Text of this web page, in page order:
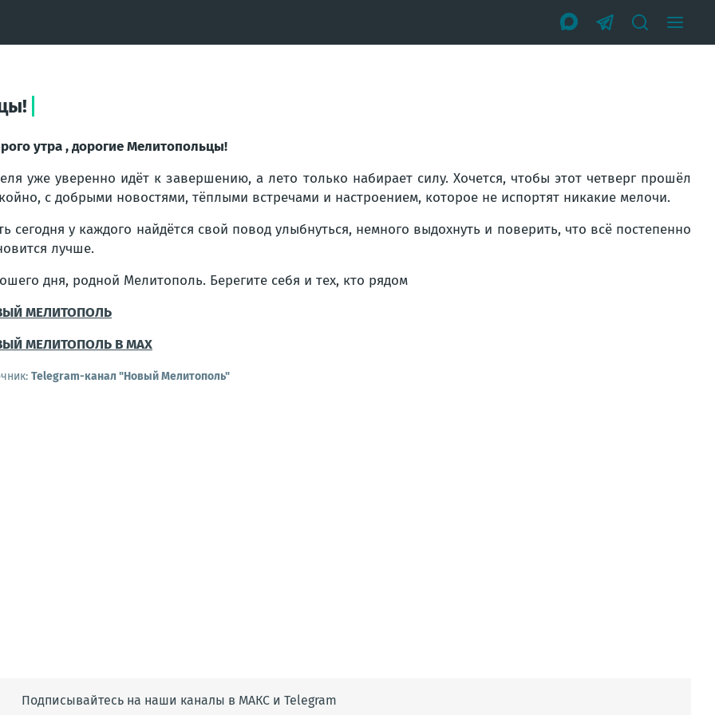
утра , дорогие Мелитопольцы!
уже уверенно идёт к завершению, а лето только набирает силу. Хочется, чтобы этот четверг прошёл
с добрыми новостями, тёплыми встречами и настроением, которое не испортят никакие мелочи.
сегодня у каждого найдётся свой повод улыбнуться, немного выдохнуть и поверить, что всё постепенно
лучше.
дня, родной Мелитополь. Берегите себя и тех, кто рядом
МЕЛИТОПОЛЬ
МЕЛИТОПОЛЬ В MAX
Telegram-канал "Новый Мелитополь"
Подписывайтесь на наши каналы в МАКС и Telegram